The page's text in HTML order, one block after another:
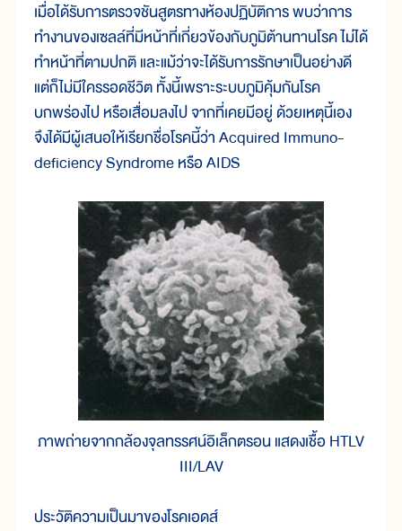
เมื่อได้รับการตรวจชันสูตรทางห้องปฏิบัติการ พบว่าการ
ทำงานของเซลล์ที่มีหน้าที่เกี่ยวข้องกับภูมิต้านทานโรค ไม่ได้
ทำหน้าที่ตามปกติ และแม้ว่าจะได้รับการรักษาเป็นอย่างดี
แต่ก็ไม่มีใครรอดชีวิต ทั้งนี้เพราะระบบภูมิคุ้มกันโรค
บกพร่องไป หรือเสื่อมลงไป จากที่เคยมีอยู่ ด้วยเหตุนี้เอง
จึงได้มีผู้เสนอให้เรียกชื่อโรคนี้ว่า Acquired Immuno-
deficiency Syndrome หรือ AIDS
ภาพถ่ายจากกล้องจุลทรรศน์อิเล็กตรอน แสดงเชื้อ HTLV
III/LAV
ประวัติความเป็นมาของโรคเอดส์